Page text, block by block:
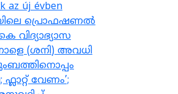
az új évben
പ്രൊഫഷണൽ
വിദ്യാഭ്യാസ
(ശനി) അവധി
വേണം’;